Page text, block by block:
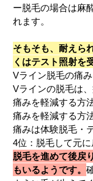
ー脱毛の場合は麻
れます。
そもそも、耐えら
くはテスト照射を
Vライン脱毛の痛
Vラインの脱毛は
痛みを軽減する方
痛みを軽減する方
痛みは体験脱毛・
4位：脱毛して元
脱毛を進めて後戻
もいるようです。